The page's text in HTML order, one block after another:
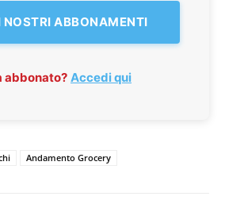
NOSTRI ABBONAMENTI
abbonato? Accedi qui
Andamento Grocery